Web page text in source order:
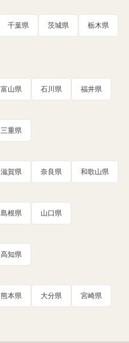
千葉県 茨城県 栃木県
富山県 石川県 福井県
三重県
滋賀県 奈良県 和歌山県
島根県 山口県
高知県
熊本県 大分県 宮崎県